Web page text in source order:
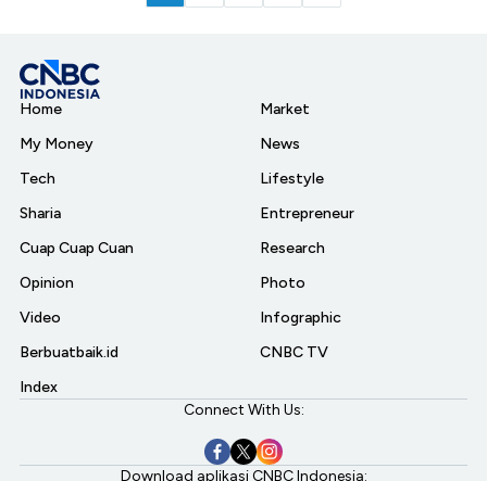
Home
My Money
Tech
Sharia
Cuap Cuap Cuan
Opinion
Video
Berbuatbaik.id
Index
Market
News
Lifestyle
Entrepreneur
Research
Photo
Infographic
CNBC TV
Connect With Us:
Download aplikasi CNBC Indonesia: